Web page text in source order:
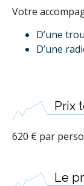
Votre
D’une
D’une
Prix
620 € par
Le